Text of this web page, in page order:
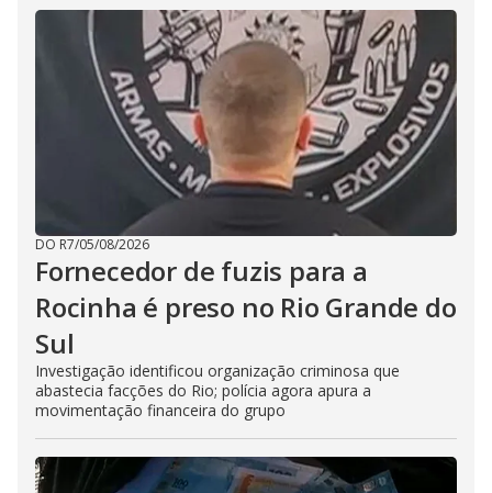
DO R7/05/08/2026
Fornecedor de fuzis para a
Rocinha é preso no Rio Grande do
Sul
Investigação identificou organização criminosa que
abastecia facções do Rio; polícia agora apura a
movimentação financeira do grupo